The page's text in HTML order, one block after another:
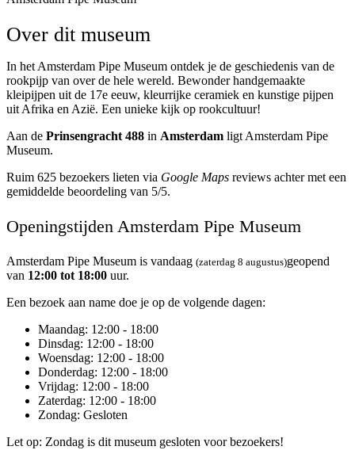
Over dit museum
In het Amsterdam Pipe Museum ontdek je de geschiedenis van de
rookpijp van over de hele wereld. Bewonder handgemaakte
kleipijpen uit de 17e eeuw, kleurrijke ceramiek en kunstige pijpen
uit Afrika en Azië. Een unieke kijk op rookcultuur!
Aan de Prinsengracht 488 in Amsterdam ligt Amsterdam Pipe
Museum.
Ruim 625 bezoekers lieten via Google Maps reviews achter met een
gemiddelde beoordeling van 5/5.
Openingstijden Amsterdam Pipe Museum
Amsterdam Pipe Museum is vandaag (zaterdag 8 augustus)geopend
van 12:00 tot 18:00 uur.
Een bezoek aan name doe je op de volgende dagen:
Maandag: 12:00 - 18:00
Dinsdag: 12:00 - 18:00
Woensdag: 12:00 - 18:00
Donderdag: 12:00 - 18:00
Vrijdag: 12:00 - 18:00
Zaterdag: 12:00 - 18:00
Zondag: Gesloten
Let op: Zondag is dit museum gesloten voor bezoekers!